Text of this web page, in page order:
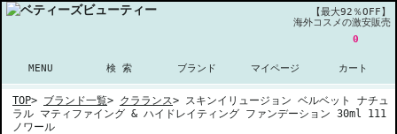
【最大92％OFF】
海外コスメの激安販売
MENU 検 索 ブランド マイページ
0
カート
TOP> ブランド一覧> クラランス> スキンイリュージョン ベルベット ナチュ
ラル マティファイング & ハイドレイティング ファンデーション 30ml 111
ノワール